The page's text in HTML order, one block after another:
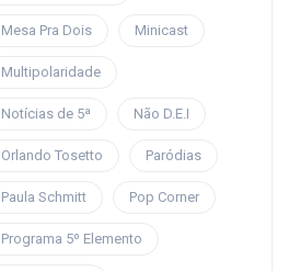
Mesa Pra Dois Minicast
Multipolaridade
Notícias de 5ª Não D.E.I
Orlando Tosetto Paródias
Paula Schmitt Pop Corner
Programa 5º Elemento